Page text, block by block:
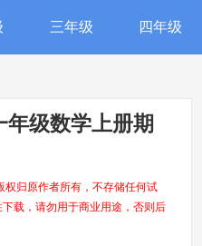
三年级 四年级
年级数学上册期
归原作者所有，不存储任何试
载，请勿用于商业用途，否则后